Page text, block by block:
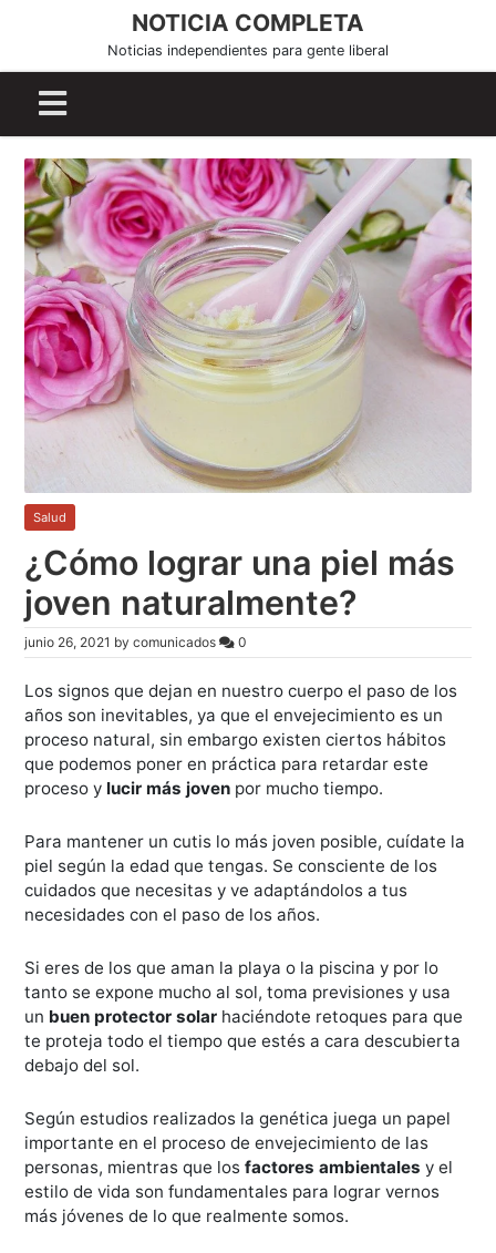
i
NOTICIA COMPLETA
Noticias independientes para gente liberal
Salud
¿Cómo lograr una piel más
joven naturalmente?
junio 26, 2021 bycomunicados 0
Los signos que dejan en nuestro cuerpo el paso de los
años son inevitables, ya que el envejecimiento es un
proceso natural, sin embargo existen ciertos hábitos
que podemos poner en práctica para retardar este
proceso y lucir más joven por mucho tiempo.
Para mantener un cutis lo más joven posible, cuídate la
piel según la edad que tengas. Se consciente de los
cuidados que necesitas y ve adaptándolos a tus
necesidades con el paso de los años.
Si eres de los que aman la playa o la piscina y por lo
tanto se expone mucho al sol, toma previsiones y usa
un buen protector solar haciéndote retoques para que
te proteja todo el tiempo que estés a cara descubierta
debajo del sol.
Según estudios realizados la genética juega un papel
importante en el proceso de envejecimiento de las
personas, mientras que losfactores ambientales y el
estilo de vida son fundamentales para lograr vernos
más jóvenes de lo que realmente somos.